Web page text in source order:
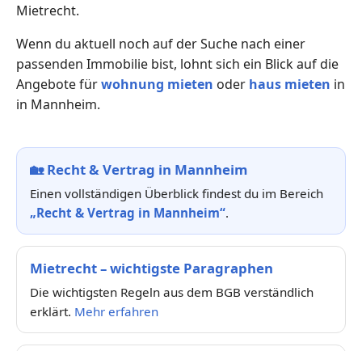
Mietrecht.
Wenn du aktuell noch auf der Suche nach einer
passenden Immobilie bist, lohnt sich ein Blick auf die
Angebote fürwohnung mieten oder haus mieten in
in Mannheim.
🏡Recht & Vertrag in Mannheim
Einen vollständigen Überblick findest du im Bereich
„Recht & Vertrag in Mannheim“.
Mietrecht – wichtigste Paragraphen
Die wichtigsten Regeln aus dem BGB verständlich
erklärt. Mehr erfahren